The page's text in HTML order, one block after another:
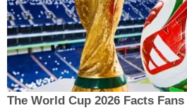
The World Cup 2026 Facts